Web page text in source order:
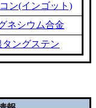
ン(インゴット)
ネシウム合金
タングステン